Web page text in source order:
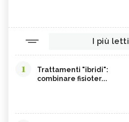
I più letti
1
Trattamenti "ibridi":
combinare fisioter...